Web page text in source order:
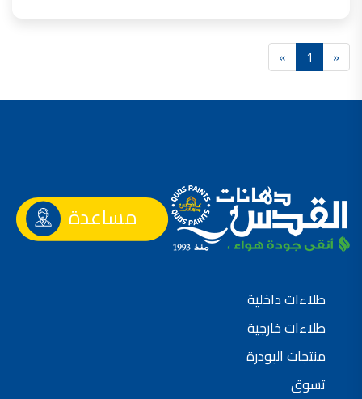
«
1
»
مساعدة
طلاءات داخلية
طلاءات خارجية
منتجات البودرة
تسوق